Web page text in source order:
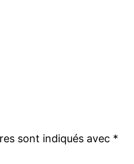
sont indiqués avec *